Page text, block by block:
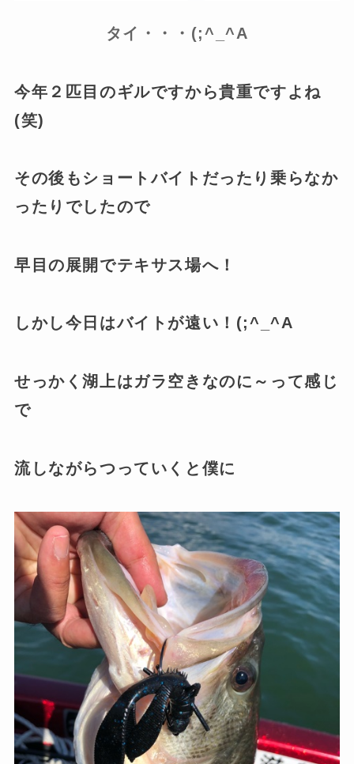
タイ・・・(;^_^A
今年２匹目のギルですから貴重ですよね
(笑)
その後もショートバイトだったり乗らなか
ったりでしたので
早目の展開でテキサス場へ！
しかし今日はバイトが遠い！(;^_^A
せっかく湖上はガラ空きなのに～って感じ
で
流しながらつっていくと僕に